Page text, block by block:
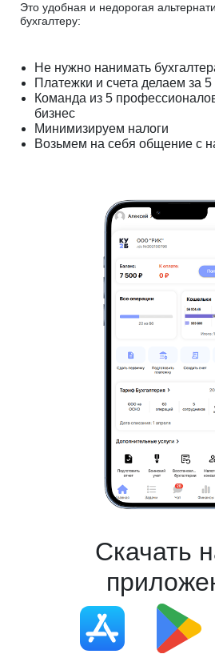
Это удобная и недорогая
бухгалтеру:
Не нужно нанимать
Платежки и счета делаем за
Команда из 5
бизнес
Минимизируем налоги
Возьмем на себя общение с
Скачать